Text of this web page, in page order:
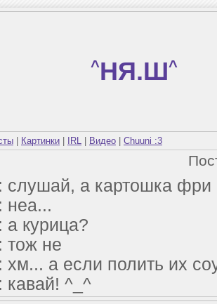
^НЯ.Ш^
Картинки IRL Видео Chuuni :3
слушай, а картошка фри
неа...
а курица?
тож не
хм... а если полить их
кавай! ^_^